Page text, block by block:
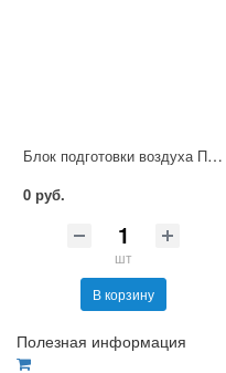
Блок подготовки воздуха П-ФРКВ2-Р-6
0 руб.
шт
В корзину
Полезная информация